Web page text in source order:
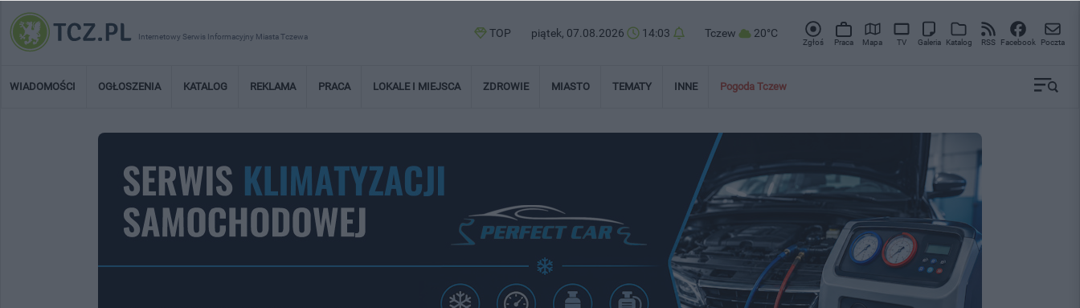
Internetowy Serwis Informacyjny Miasta Tczewa TOP piątek, 07.08.2026 14:03 Tczew 20°C
Zgłoś Praca Mapa TV Galeria Katalog RSS Facebook Poczta
WIADOMOŚCI OGŁOSZENIA KATALOG REKLAMA PRACA LOKALE I MIEJSCA ZDROWIE MIASTO TEMATY INNE Pogoda Tczew